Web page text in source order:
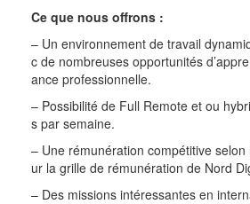
Ce que nous offrons :
– Un environnement de travail
c de nombreuses opportunités
ance professionnelle.
– Possibilité de Full Remote et ou
s par semaine.
– Une rémunération compétitive selon
ur la grille de rémunération de Nord
– Des missions intéressantes en